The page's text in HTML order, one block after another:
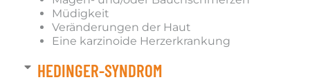
Müdigkeit
Veränderungen der Haut
Eine karzinoide Herzerkrankung
HEDINGER-SYNDROM